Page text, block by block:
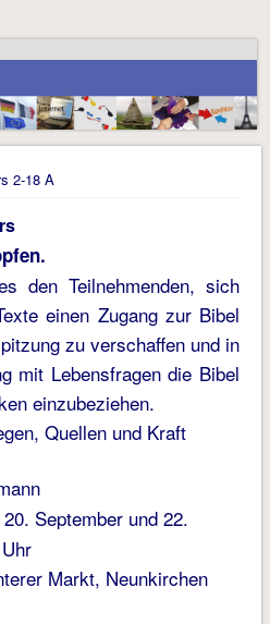
2-18 A
den Teilnehmenden, sich
einen Zugang zur Bibel
zu verschaffen und in
mit Lebensfragen die Bibel
einzubeziehen.
Quellen und Kraft
September und 22.
Markt, Neunkirchen